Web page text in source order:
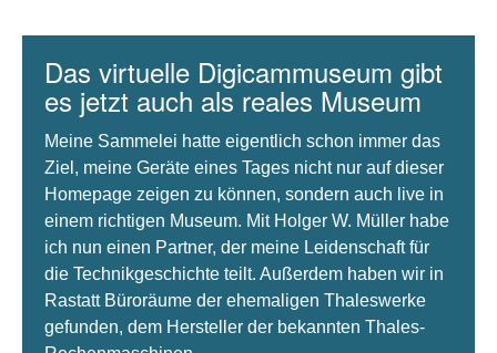
Das virtuelle Digicammuseum gibt
es jetzt auch als reales Museum
Meine Sammelei hatte eigentlich schon immer das
Ziel, meine Geräte eines Tages nicht nur auf dieser
Homepage zeigen zu können, sondern auch live in
einem richtigen Museum. Mit Holger W. Müller habe
ich nun einen Partner, der meine Leidenschaft für
die Technikgeschichte teilt. Außerdem haben wir in
Rastatt Büroräume der ehemaligen Thaleswerke
gefunden, dem Hersteller der bekannten Thales-